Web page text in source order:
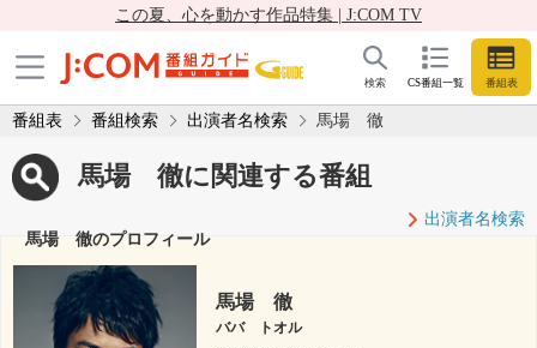
この夏、心を動かす作品特集 | J:COM TV
CS番組一覧 番組表
検索
番組表 番組検索 出演者名検索 馬場 徹
馬場 徹に関連する番組
出演者名検索
馬場 徹のプロフィール
馬場 徹
ババ トオル